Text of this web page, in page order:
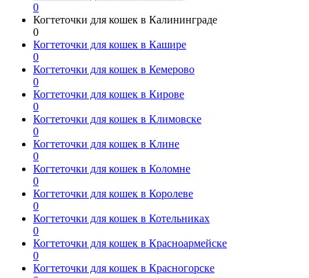
0
Когтеточки для кошек в Калининграде
0
Когтеточки для кошек в Кашире
0
Когтеточки для кошек в Кемерово
0
Когтеточки для кошек в Кирове
0
Когтеточки для кошек в Климовске
0
Когтеточки для кошек в Клине
0
Когтеточки для кошек в Коломне
0
Когтеточки для кошек в Королеве
0
Когтеточки для кошек в Котельниках
0
Когтеточки для кошек в Красноармейске
0
Когтеточки для кошек в Красногорске